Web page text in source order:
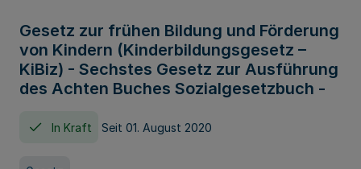
Gesetz zur frühen Bildung und Förderung
von Kindern (Kinderbildungsgesetz –
KiBiz) - Sechstes Gesetz zur Ausführung
des Achten Buches Sozialgesetzbuch -
In Kraft Seit 01. August 2020